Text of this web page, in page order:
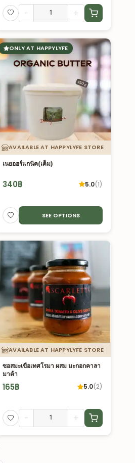
- +
ONLY AT HAPPYLYFE
AVAILABLE AT HAPPYLYFE STORE
เนยออร์แกนิค(เค็ม)
340฿ 5.0(1)
SEE OPTIONS
AVAILABLE AT HAPPYLYFE STORE
ซอสมะเขือเทศโรมา ผสม มะกอกคาลา
มาต้า
165฿ 5.0(2)
- +